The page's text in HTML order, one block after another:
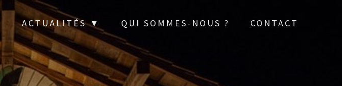
ACTUALITÉS ▼ QUI SOMMES-NOUS ? CONTACT